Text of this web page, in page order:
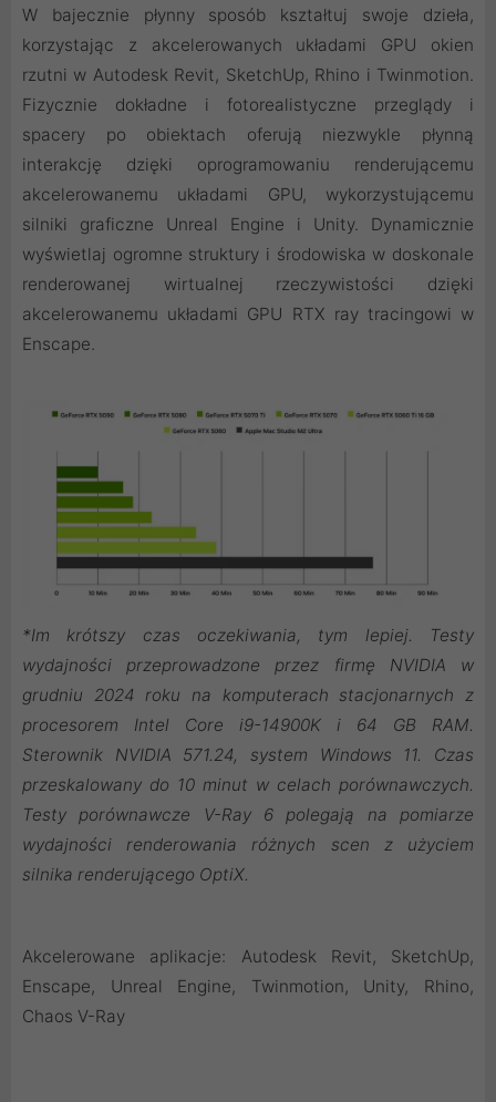
W bajecznie płynny sposób kształtuj swoje dzieła,
korzystając z akcelerowanych układami GPU okien
rzutni w Autodesk Revit, SketchUp, Rhino i Twinmotion.
Fizycznie dokładne i fotorealistyczne przeglądy i
spacery po obiektach oferują niezwykle płynną
interakcję dzięki oprogramowaniu renderującemu
akcelerowanemu układami GPU, wykorzystującemu
silniki graficzne Unreal Engine i Unity. Dynamicznie
wyświetlaj ogromne struktury i środowiska w doskonale
renderowanej wirtualnej rzeczywistości dzięki
akcelerowanemu układami GPU RTX ray tracingowi w
Enscape.
*Im krótszy czas oczekiwania, tym lepiej. Testy
wydajności przeprowadzone przez firmę NVIDIA w
grudniu 2024 roku na komputerach stacjonarnych z
procesorem Intel Core i9-14900K i 64 GB RAM.
Sterownik NVIDIA 571.24, system Windows 11. Czas
przeskalowany do 10 minut w celach porównawczych.
Testy porównawcze V-Ray 6 polegają na pomiarze
wydajności renderowania różnych scen z użyciem
silnika renderującego OptiX.
Akcelerowane aplikacje: Autodesk Revit, SketchUp,
Enscape, Unreal Engine, Twinmotion, Unity, Rhino,
Chaos V-Ray